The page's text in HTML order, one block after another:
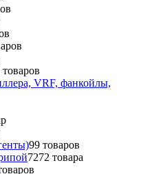
товаров
VRF, фанкойлы,
99 товаров
7272 товара